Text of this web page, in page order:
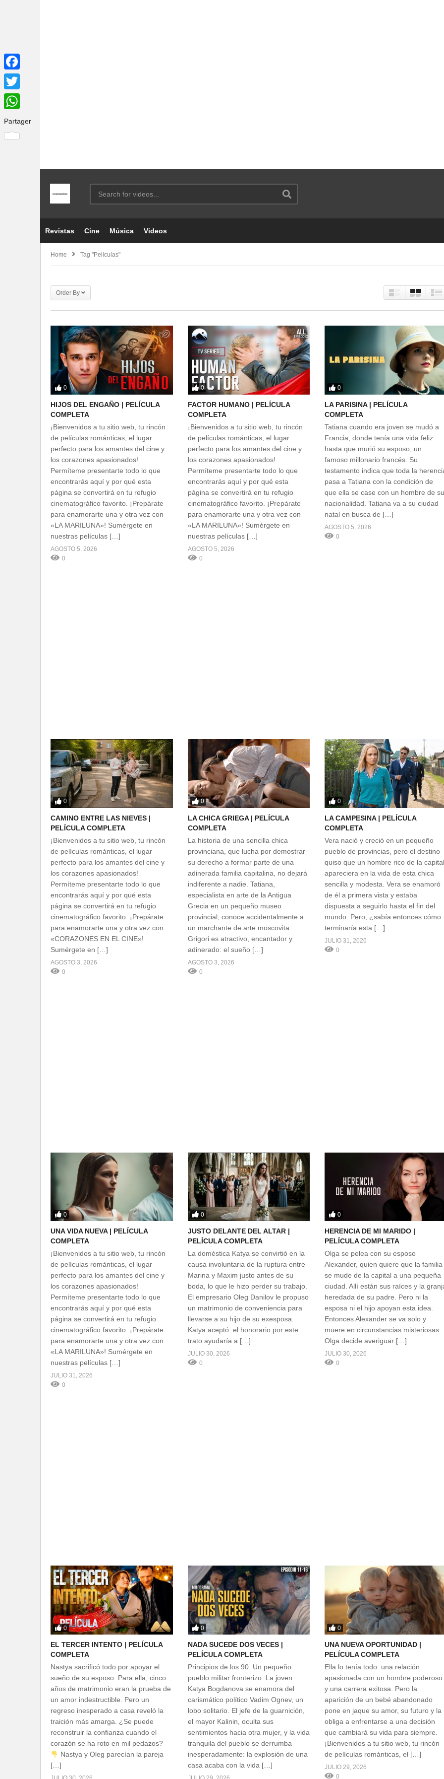
Revistas Cine Música Videos
Home Tag "peliculas"
Order By
0
HIJOS DEL ENGAÑO | PELÍCULA
COMPLETA
¡Bienvenidos a tu sitio web, tu rincón
de películas románticas, el lugar
perfecto para los amantes del cine y
los corazones apasionados!
Permíteme presentarte todo lo que
encontrarás aquí y por qué esta
página se convertirá en tu refugio
cinematográfico favorito. ¡Prepárate
para enamorarte una y otra vez con
«LA MARILUNA»! Sumérgete en
nuestras películas […]
AGOSTO 5, 2026
0
0
FACTOR HUMANO | PELÍCULA
COMPLETA
¡Bienvenidos a tu sitio web, tu rincón
de películas románticas, el lugar
perfecto para los amantes del cine y
los corazones apasionados!
Permíteme presentarte todo lo que
encontrarás aquí y por qué esta
página se convertirá en tu refugio
cinematográfico favorito. ¡Prepárate
para enamorarte una y otra vez con
«LA MARILUNA»! Sumérgete en
nuestras películas […]
AGOSTO 5, 2026
0
0
LA PARISINA | PELÍCULA
COMPLETA
Tatiana cuando era joven se mudó a
Francia, donde tenía una vida feliz
hasta que murió su esposo, un
famoso millonario francés. Su
testamento indica que toda la
pasa a Tatiana con la condición de
que ella se case con un hombre de
nacionalidad. Tatiana va a su ciudad
natal en busca de […]
AGOSTO 5, 2026
0
0
CAMINO ENTRE LAS NIEVES |
PELÍCULA COMPLETA
¡Bienvenidos a tu sitio web, tu rincón
de películas románticas, el lugar
perfecto para los amantes del cine y
los corazones apasionados!
Permíteme presentarte todo lo que
encontrarás aquí y por qué esta
página se convertirá en tu refugio
cinematográfico favorito. ¡Prepárate
para enamorarte una y otra vez con
«CORAZONES EN EL CINE»!
Sumérgete en […]
AGOSTO 3, 2026
0
0
LA CHICA GRIEGA | PELÍCULA
COMPLETA
La historia de una sencilla chica
provinciana, que lucha por demostrar
su derecho a formar parte de una
adinerada familia capitalina, no dejará
indiferente a nadie. Tatiana,
especialista en arte de la Antigua
Grecia en un pequeño museo
provincial, conoce accidentalmente a
un marchante de arte moscovita.
Grigori es atractivo, encantador y
adinerado: el sueño […]
AGOSTO 3, 2026
0
0
LA CAMPESINA | PELÍCULA
COMPLETA
Vera nació y creció en un pequeño
pueblo de provincias, pero el destino
quiso que un hombre rico de la
apareciera en la vida de esta chica
sencilla y modesta. Vera se enamoró
de él a primera vista y estaba
dispuesta a seguirlo hasta el fin del
mundo. Pero, ¿sabía entonces cómo
terminaría esta […]
JULIO 31, 2026
0
0
UNA VIDA NUEVA | PELÍCULA
COMPLETA
¡Bienvenidos a tu sitio web, tu rincón
de películas románticas, el lugar
perfecto para los amantes del cine y
los corazones apasionados!
Permíteme presentarte todo lo que
encontrarás aquí y por qué esta
página se convertirá en tu refugio
cinematográfico favorito. ¡Prepárate
para enamorarte una y otra vez con
«LA MARILUNA»! Sumérgete en
nuestras películas […]
JULIO 31, 2026
0
0
JUSTO DELANTE DEL ALTAR |
PELÍCULA COMPLETA
La doméstica Katya se convirtió en la
causa involuntaria de la ruptura entre
Marina y Maxim justo antes de su
boda, lo que le hizo perder su trabajo.
El empresario Oleg Danilov le propuso
un matrimonio de conveniencia para
llevarse a su hijo de su exesposa.
Katya aceptó: el honorario por este
trato ayudaría a […]
JULIO 30, 2026
0
0
HERENCIA DE MI MARIDO |
PELÍCULA COMPLETA
Olga se pelea con su esposo
Alexander, quien quiere que la familia
se mude de la capital a una pequeña
ciudad. Allí están sus raíces y la
heredada de su padre. Pero ni la
esposa ni el hijo apoyan esta idea.
Entonces Alexander se va solo y
muere en circunstancias misteriosas.
Olga decide averiguar […]
JULIO 30, 2026
0
0
EL TERCER INTENTO | PELÍCULA
COMPLETA
Nastya sacrificó todo por apoyar el
sueño de su esposo. Para ella, cinco
años de matrimonio eran la prueba de
un amor indestructible. Pero un
regreso inesperado a casa reveló la
traición más amarga. ¿Se puede
reconstruir la confianza cuando el
corazón se ha roto en mil pedazos?
Nastya y Oleg parecían la pareja
[…]
0
NADA SUCEDE DOS VECES |
PELÍCULA COMPLETA
Principios de los 90. Un pequeño
pueblo militar fronterizo. La joven
Katya Bogdanova se enamora del
carismático político Vadim Ognev, un
lobo solitario. El jefe de la guarnición,
el mayor Kalinin, oculta sus
sentimientos hacia otra mujer, y la vida
tranquila del pueblo se derrumba
inesperadamente: la explosión de una
casa acaba con la vida […]
0
UNA NUEVA OPORTUNIDAD |
PELÍCULA COMPLETA
Ella lo tenía todo: una relación
apasionada con un hombre poderoso
y una carrera exitosa. Pero la
aparición de un bebé abandonado
pone en jaque su amor, su futuro y la
obliga a enfrentarse a una decisión
que cambiará su vida para siempre.
¡Bienvenidos a tu sitio web, tu rincón
de películas románticas, el […]
JULIO 29, 2026
0
Facebook
Twitter
WhatsApp
Partager